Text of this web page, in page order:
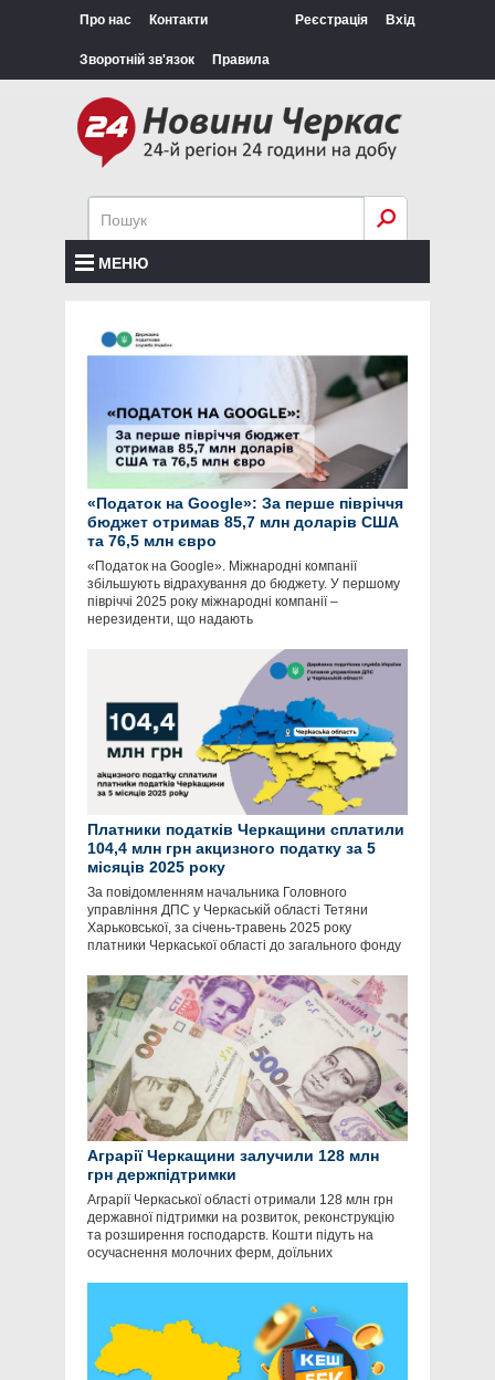
Про нас Контакти
Зворотній зв'язок Правила
Реєстрація Вхід
МЕНЮ
«Податок на Google»: За перше півріччя
бюджет отримав 85,7 млн доларів США
та 76,5 млн євро
«Податок на Google». Міжнародні компанії
збільшують відрахування до бюджету. У першому
півріччі 2025 року міжнародні компанії –
нерезиденти, що надають
Платники податків Черкащини сплатили
104,4 млн грн акцизного податку за 5
місяців 2025 року
За повідомленням начальника Головного
управління ДПС у Черкаській області Тетяни
Харьковської, за січень-травень 2025 року
платники Черкаської області до загального фонду
Аграрії Черкащини залучили 128 млн
грн держпідтримки
Аграрії Черкаської області отримали 128 млн грн
державної підтримки на розвиток, реконструкцію
та розширення господарств. Кошти підуть на
осучаснення молочних ферм, доїльних